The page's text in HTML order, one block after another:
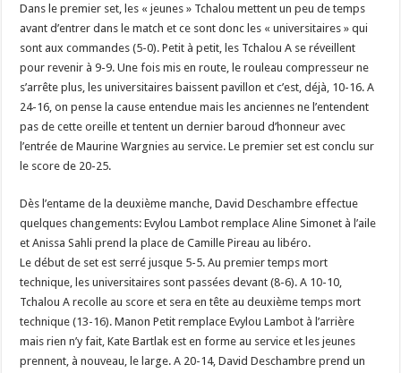
Dans le premier set, les « jeunes » Tchalou mettent un peu de temps
avant d’entrer dans le match et ce sont donc les « universitaires » qui
sont aux commandes (5-0). Petit à petit, les Tchalou A se réveillent
pour revenir à 9-9. Une fois mis en route, le rouleau compresseur ne
s’arrête plus, les universitaires baissent pavillon et c’est, déjà, 10-16. A
24-16, on pense la cause entendue mais les anciennes ne l’entendent
pas de cette oreille et tentent un dernier baroud d’honneur avec
l’entrée de Maurine Wargnies au service. Le premier set est conclu sur
le score de 20-25.
Dès l’entame de la deuxième manche, David Deschambre effectue
quelques changements: Evylou Lambot remplace Aline Simonet à l’aile
et Anissa Sahli prend la place de Camille Pireau au libéro.
Le début de set est serré jusque 5-5. Au premier temps mort
technique, les universitaires sont passées devant (8-6). A 10-10,
Tchalou A recolle au score et sera en tête au deuxième temps mort
technique (13-16). Manon Petit remplace Evylou Lambot à l’arrière
mais rien n’y fait, Kate Bartlak est en forme au service et les jeunes
prennent, à nouveau, le large. A 20-14, David Deschambre prend un